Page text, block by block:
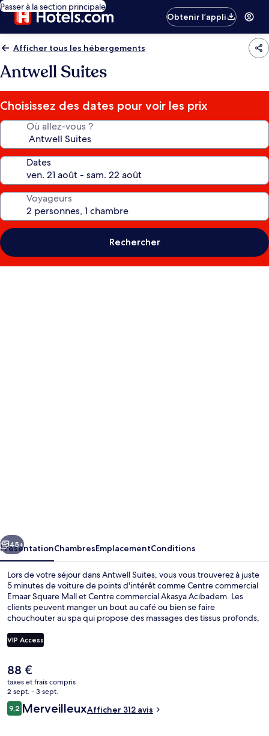
Passer à la section principale
Obtenir l’appli
Afficher tous les hébergements
Antwell Suites
Choisissez des dates pour voir les prix
Où allez-vous ?
Dates
Voyageurs
Rechercher
Suivant
45+
PrésentationChambresEmplacementConditions
Lors de votre séjour dans Antwell Suites, vous vous trouverez à juste
5 minutes de voiture de points d'intérêt comme Centre commercial
Emaar Square Mall et Centre commercial Akasya Acıbadem. Les
clients peuvent manger un bout au café ou bien se faire
chouchouter au spa qui propose des massages des tissus profonds,
luxe abrite en outre une piscine couverte, un bar en bord de piscine
et une salle de fitness. Les autres voyageurs ne disent que du bien
VIP Access
Le
prix
actuel
est
de
88 €
taxes et frais compris
2 sept. - 3 sept.
Avis
voyageurs
9,29,2 sur 10
MerveilleuxAfficher 312 avis